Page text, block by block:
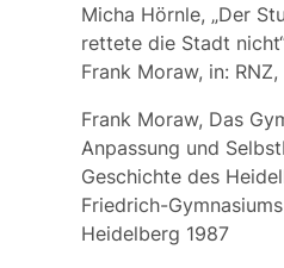
Micha Hörnle, „Der
rettete die Stadt
Frank Moraw, in:
Frank Moraw, Das
Anpassung und
Geschichte des
Friedrich-
Heidelberg 1987